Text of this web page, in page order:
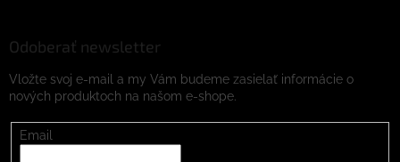
Odoberať newsletter
Vložte svoj e-mail a my Vám budeme zasielať informácie o
nových produktoch na našom e-shope.
Email